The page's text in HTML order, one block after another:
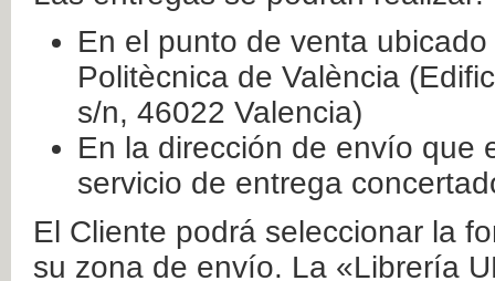
En el punto de venta
Politècnica de València
s/n, 46022 Valencia)
En la dirección de envío que
servicio de entrega
El Cliente podrá seleccionar la
su zona de envío. La «Librería